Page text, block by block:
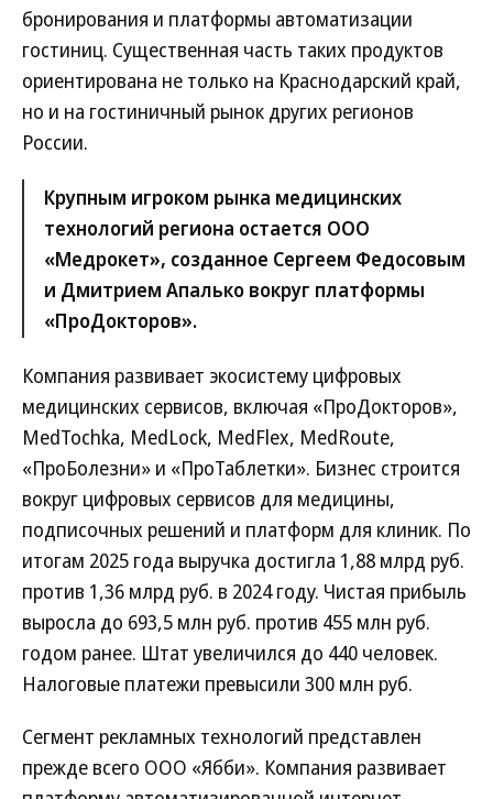
бронирования и платформы автоматизации
гостиниц. Существенная часть таких продуктов
ориентирована не только на Краснодарский край,
но и на гостиничный рынок других регионов
России.
Крупным игроком рынка медицинских
технологий региона остается ООО
«Медрокет», созданное Сергеем Федосовым
и Дмитрием Апалько вокруг платформы
«ПроДокторов».
Компания развивает экосистему цифровых
медицинских сервисов, включая «ПроДокторов»,
MedTochka, MedLock, MedFlex, MedRoute,
«ПроБолезни» и «ПроТаблетки». Бизнес строится
вокруг цифровых сервисов для медицины,
подписочных решений и платформ для клиник. По
итогам 2025 года выручка достигла 1,88 млрд руб.
против 1,36 млрд руб. в 2024 году. Чистая прибыль
выросла до 693,5 млн руб. против 455 млн руб.
годом ранее. Штат увеличился до 440 человек.
Налоговые платежи превысили 300 млн руб.
Сегмент рекламных технологий представлен
прежде всего ООО «Ябби». Компания развивает